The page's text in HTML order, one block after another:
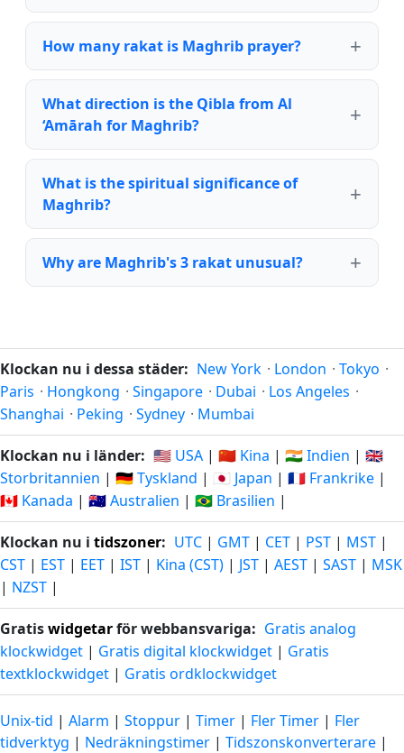
How many rakat is Maghrib prayer?
What direction is the Qibla from Al
‘Amārah for Maghrib?
What is the spiritual significance of
Maghrib?
Why are Maghrib's 3 rakat unusual?
Klockan nu i dessa städer: New York · London · Tokyo ·
Paris · Hongkong · Singapore · Dubai · Los Angeles ·
Shanghai · Peking · Sydney · Mumbai
Klockan nu i länder: 🇺🇸 USA | 🇨🇳 Kina | 🇮🇳 Indien | 🇬🇧
Storbritannien | 🇩🇪 Tyskland | 🇯🇵 Japan | 🇫🇷 Frankrike |
🇨🇦 Kanada | 🇦🇺 Australien | 🇧🇷 Brasilien |
Klockan nu i tidszoner: UTC | GMT | CET | PST | MST |
CST | EST | EET | IST | Kina (CST) | JST | AEST | SAST | MSK
| NZST |
Gratiswidgetarför webbansvariga: Gratis analog
klockwidget | Gratis digital klockwidget | Gratis
textklockwidget | Gratis ordklockwidget
Unix-tid | Alarm | Stoppur | Timer | Fler Timer | Fler
tidverktyg | Nedräkningstimer | Tidszonskonverterare |